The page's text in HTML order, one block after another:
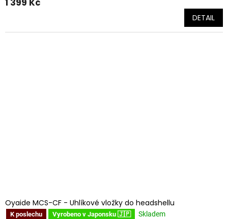
DETAIL
Oyaide MCS-CF - Uhlíkové vložky do headshellu
K poslechu Vyrobeno v Japonsku 🇯🇵
Skladem